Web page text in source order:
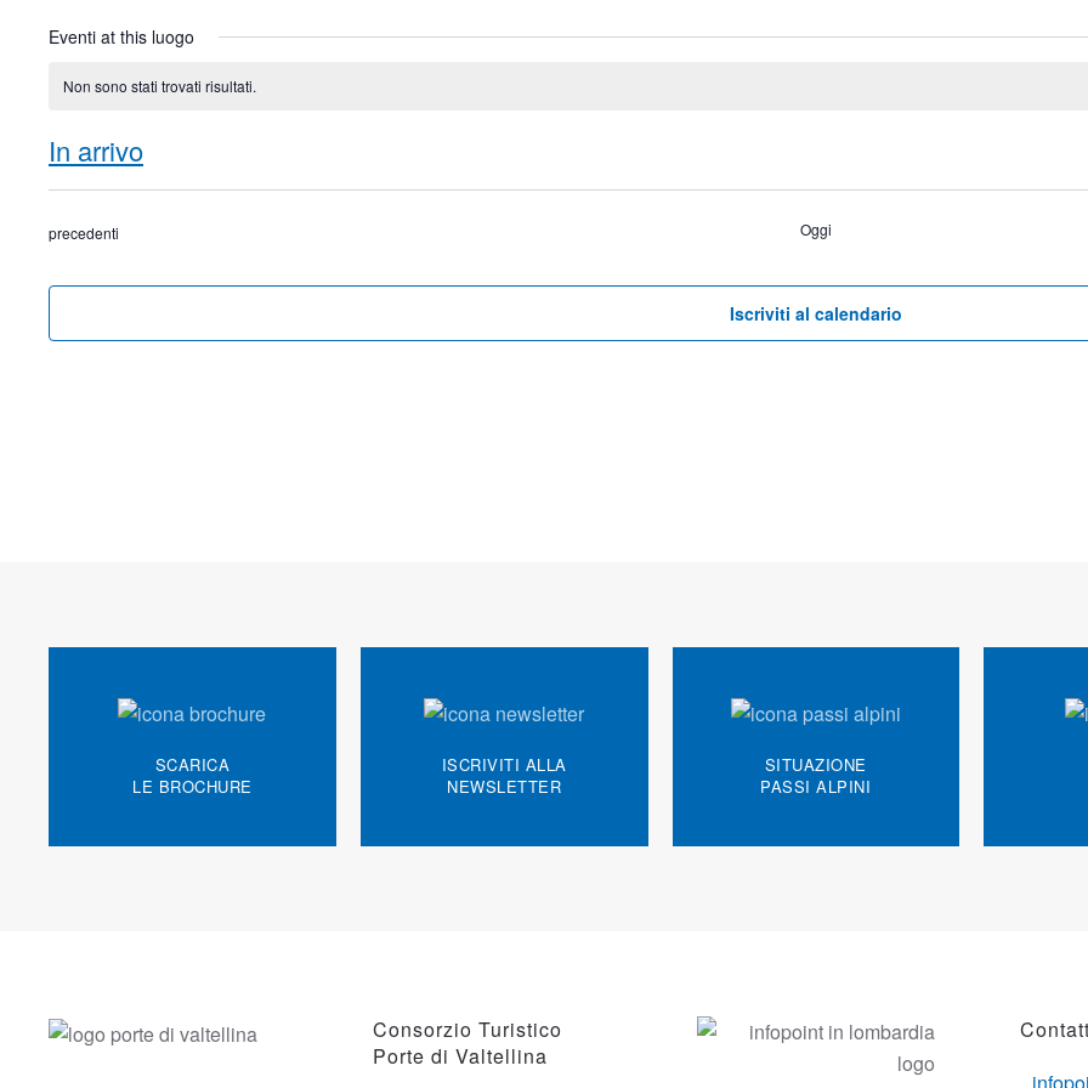
Eventi at this luogo
Notice
Non sono stati trovati risultati.
In arrivo
Seleziona
data.
Eventi
precedenti Oggi
Iscriviti al calendario
SCARICA
LE BROCHURE
ISCRIVITI ALLA
NEWSLETTER
SITUAZIONE
PASSI ALPINI
Consorzio Turistico
Porte di Valtellina